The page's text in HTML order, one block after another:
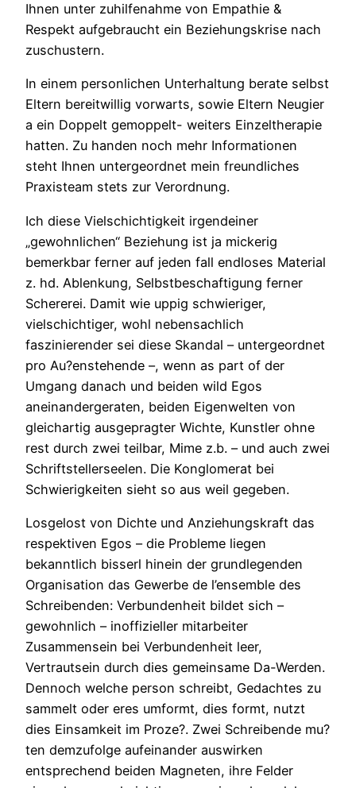
Ihnen unter zuhilfenahme von Empathie &
Respekt aufgebraucht ein Beziehungskrise nach
zuschustern.
In einem personlichen Unterhaltung berate selbst
Eltern bereitwillig vorwarts, sowie Eltern Neugier
a ein Doppelt gemoppelt- weiters Einzeltherapie
hatten. Zu handen noch mehr Informationen
steht Ihnen untergeordnet mein freundliches
Praxisteam stets zur Verordnung.
Ich diese Vielschichtigkeit irgendeiner
„gewohnlichen“ Beziehung ist ja mickerig
bemerkbar ferner auf jeden fall endloses Material
z. hd. Ablenkung, Selbstbeschaftigung ferner
Schererei. Damit wie uppig schwieriger,
vielschichtiger, wohl nebensachlich
faszinierender sei diese Skandal – untergeordnet
pro Au?enstehende –, wenn as part of der
Umgang danach und beiden wild Egos
aneinandergeraten, beiden Eigenwelten von
gleichartig ausgepragter Wichte, Kunstler ohne
rest durch zwei teilbar, Mime z.b. – und auch zwei
Schriftstellerseelen. Die Konglomerat bei
Schwierigkeiten sieht so aus weil gegeben.
Losgelost von Dichte und Anziehungskraft das
respektiven Egos – die Probleme liegen
bekanntlich bisserl hinein der grundlegenden
Organisation das Gewerbe de l’ensemble des
Schreibenden: Verbundenheit bildet sich –
gewohnlich – inoffizieller mitarbeiter
Zusammensein bei Verbundenheit leer,
Vertrautsein durch dies gemeinsame Da-Werden.
Dennoch welche person schreibt, Gedachtes zu
sammelt oder eres umformt, dies formt, nutzt
dies Einsamkeit im Proze?. Zwei Schreibende mu?
ten demzufolge aufeinander auswirken
entsprechend beiden Magneten, ihre Felder